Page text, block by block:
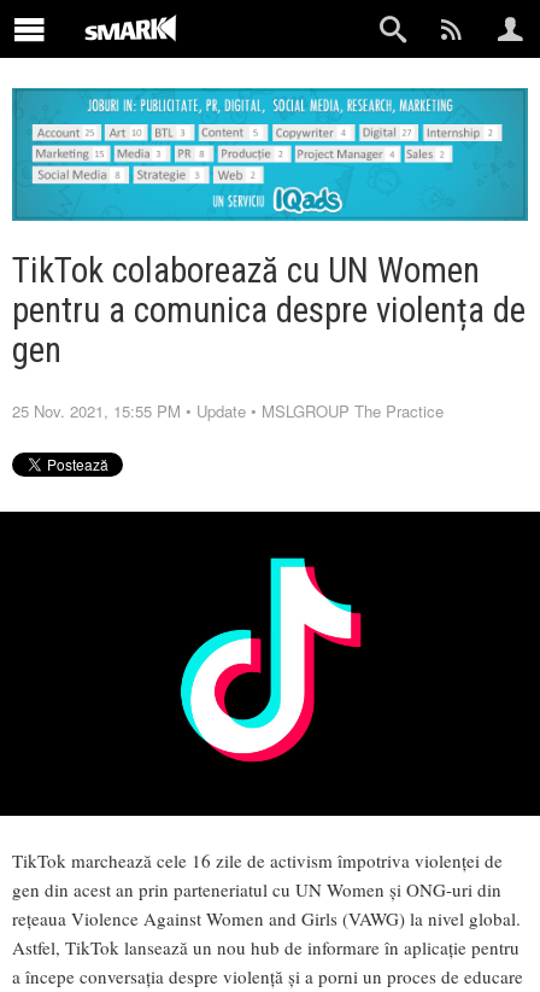
TikTok colaborează cu UN Women
pentru a comunica despre violența de
gen
25 Nov. 2021, 15:55 PM • Update • MSLGROUP The Practice
TikTok marchează cele 16 zile de activism împotriva violenței de
gen din acest an prin parteneriatul cu UN Women și ONG-uri din
rețeaua Violence Against Women and Girls (VAWG) la nivel global.
Astfel, TikTok lansează un nou hub de informare în aplicație pentru
a începe conversația despre violență și a porni un proces de educare